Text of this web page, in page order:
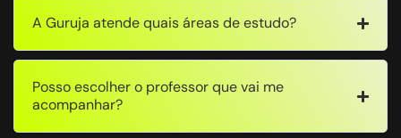
A Guruja atende quais áreas de estudo?
Posso escolher o professor que vai me
acompanhar?